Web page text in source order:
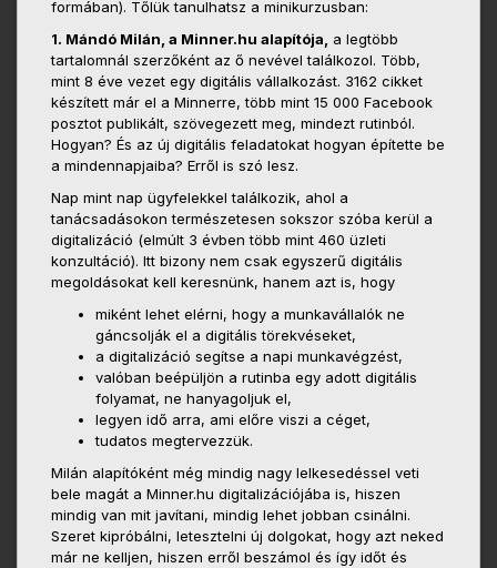
formában). Tőlük tanulhatsz a minikurzusban:
1. Mándó Milán, a Minner.hu alapítója,
a legtöbb
tartalomnál szerzőként az ő nevével találkozol. Több,
mint 8 éve vezet egy digitális vállalkozást. 3162 cikket
készített már el a Minnerre, több mint 15 000 Facebook
posztot publikált, szövegezett meg, mindezt rutinból.
Hogyan? És az új digitális feladatokat hogyan építette be
a mindennapjaiba? Erről is szó lesz.
Nap mint nap ügyfelekkel találkozik, ahol a
tanácsadásokon természetesen sokszor szóba kerül a
digitalizáció (elmúlt 3 évben több mint 460 üzleti
konzultáció). Itt bizony nem csak egyszerű digitális
megoldásokat kell keresnünk, hanem azt is, hogy
miként lehet elérni, hogy a munkavállalók ne
gáncsolják el a digitális törekvéseket,
a digitalizáció segítse a napi munkavégzést,
valóban beépüljön a rutinba egy adott digitális
folyamat, ne hanyagoljuk el,
legyen idő arra, ami előre viszi a céget,
tudatos megtervezzük.
Milán alapítóként még mindig nagy lelkesedéssel veti
bele magát a Minner.hu digitalizációjába is, hiszen
mindig van mit javítani, mindig lehet jobban csinálni.
Szeret kipróbálni, letesztelni új dolgokat, hogy azt neked
már ne kelljen, hiszen erről beszámol és így időt és